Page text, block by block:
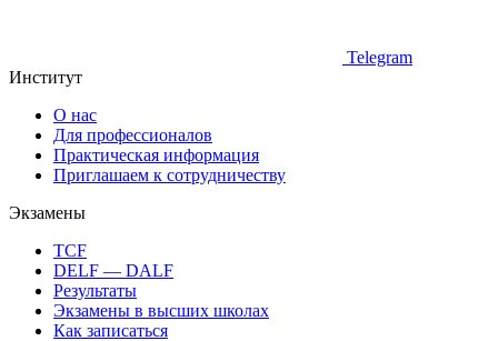
Telegram
Институт
О нас
Для профессионалов
Практическая информация
Приглашаем к сотрудничеству
Экзамены
TCF
DELF — DALF
Результаты
Экзамены в высших школах
Как записаться